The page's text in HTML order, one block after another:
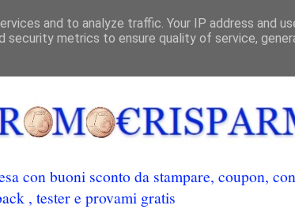
con buoni sconto da stampare, coupon,
, tester e provami gratis
and to analyze traffic. Your IP address and
security metrics to ensure quality of service,